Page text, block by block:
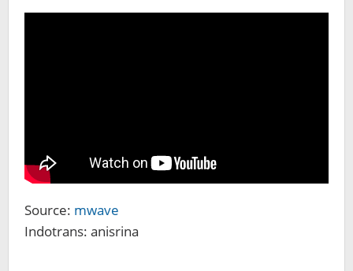
Source: mwave
Indotrans: anisrina